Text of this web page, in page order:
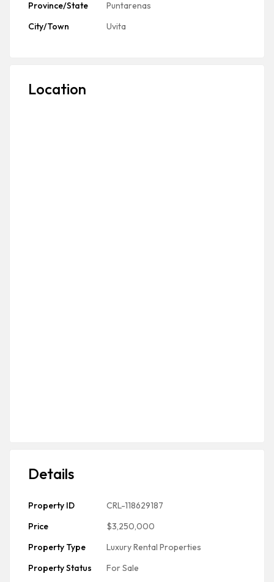
Province/State
Puntarenas
City/Town
Uvita
Location
Details
Property ID
CRL-118629187
Price
$3,250,000
Property Type
Luxury Rental Properties
Property Status
For Sale